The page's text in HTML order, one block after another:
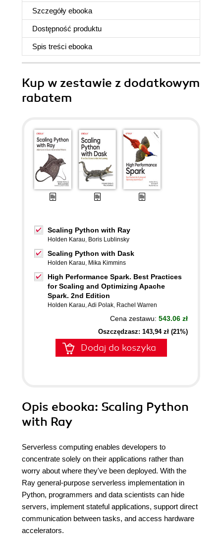
Szczegóły ebooka
Dostępność produktu
Spis treści ebooka
Kup w zestawie z dodatkowym
rabatem
Scaling Python with Ray
Holden Karau, Boris Lublinsky
Scaling Python with Dask
Holden Karau, Mika Kimmins
High Performance Spark. Best Practices
for Scaling and Optimizing Apache
Spark. 2nd Edition
Holden Karau,Adi Polak, Rachel Warren
Cena zestawu: 543.06 zł
Oszczędzasz: 143,94 zł (21%)
Dodaj do koszyka
Opis ebooka: Scaling Python
with Ray
Serverless computing enables developers to
concentrate solely on their applications rather than
worry about where they've been deployed. With the
Ray general-purpose serverless implementation in
Python, programmers and data scientists can hide
servers, implement stateful applications, support direct
communication between tasks, and access hardware
accelerators.